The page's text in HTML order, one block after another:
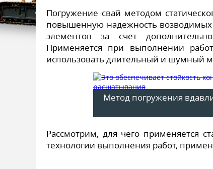
Погружение свай методом
повышенную надежность
элементов за счет
Применяется при выполнении
использовать длительный и шумный
Метод погружения
Рассмотрим, для чего применяется
технологии выполнения работ,